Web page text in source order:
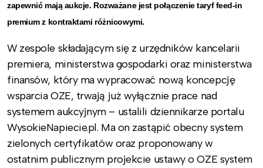
zapewnić mają aukcje. Rozważane jest połączenie taryf feed-in
premium z kontraktami różnicowymi.
W zespole składającym się z urzędników kancelarii
premiera, ministerstwa gospodarki oraz ministerstwa
finansów, który ma wypracować nową koncepcję
wsparcia OZE, trwają już wyłącznie prace nad
systemem aukcyjnym – ustalili dziennikarze portalu
WysokieNapiecie.pl. Ma on zastąpić obecny system
zielonych certyfikatów oraz proponowany w
ostatnim publicznym projekcie ustawy o OZE system